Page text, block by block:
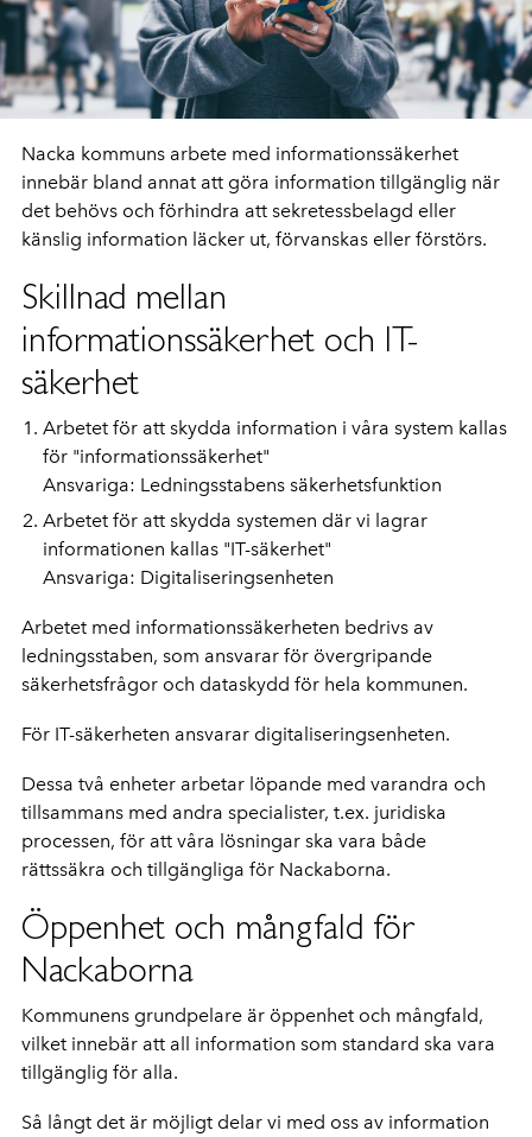
Nacka kommuns arbete med informationssäkerhet
innebär bland annat att göra information tillgänglig när
det behövs och förhindra att sekretessbelagd eller
känslig information läcker ut, förvanskas eller förstörs.
Skillnad mellan
informationssäkerhet och IT-
säkerhet
Arbetet för att skydda information i våra system kallas
för "informationssäkerhet"
Ansvariga: Ledningsstabens säkerhetsfunktion
Arbetet för att skydda systemen där vi lagrar
informationen kallas "IT-säkerhet"
Ansvariga: Digitaliseringsenheten
Arbetet med informationssäkerheten bedrivs av
ledningsstaben, som ansvarar för övergripande
säkerhetsfrågor och dataskydd för hela kommunen.
För IT-säkerheten ansvarar digitaliseringsenheten.
Dessa två enheter arbetar löpande med varandra och
tillsammans med andra specialister, t.ex. juridiska
processen, för att våra lösningar ska vara både
rättssäkra och tillgängliga för Nackaborna.
Öppenhet och mångfald för
Nackaborna
Kommunens grundpelare är öppenhet och mångfald,
vilket innebär att all information som standard ska vara
tillgänglig för alla.
Så långt det är möjligt delar vi med oss av information